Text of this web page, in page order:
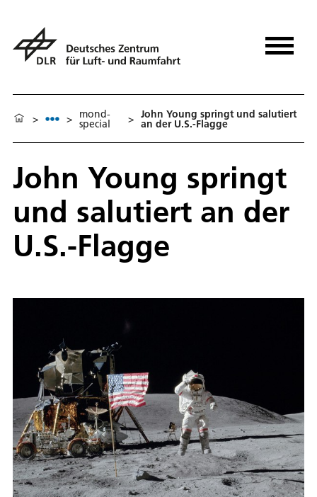
> > mond-
special > John Young springt und salutiert
an der U.S.-Flagge
John Young springt
und salutiert an der
U.S.-Flagge